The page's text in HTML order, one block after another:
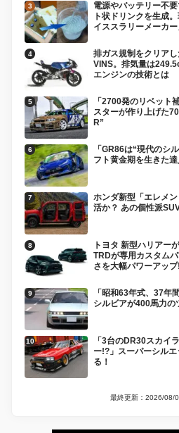
電源やバッテリー不
ト状ドリンクを生成
イススラリーメーカー
排ガス規制をクリアし
VINS。排気量は
エンジンの技術とは
「2700発のリベット
スターが作り上げた
R”
「GR86は“現代のシ
フト黄金期を生きた
ホンダ新型「エレメ
活か？ あの個性派
トヨタ 新型ハリアー
TRDが専用カスタム
さを大幅パワーアップ!
「昭和63年式、37年
シルビアが400馬力の
「3台のDR30スカイ
ー!?」スーパーシル
る！
最終更新：2026/08/